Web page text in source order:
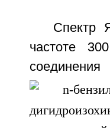
Спектр
частоте